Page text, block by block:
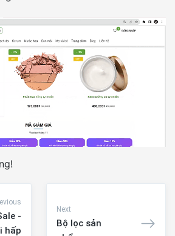
-
hấp
Next
Bộ lọc sản